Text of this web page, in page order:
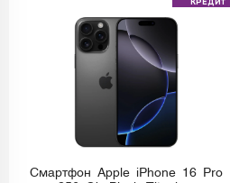
КРЕДИТ
Смартфон Apple iPhone 16 Pro